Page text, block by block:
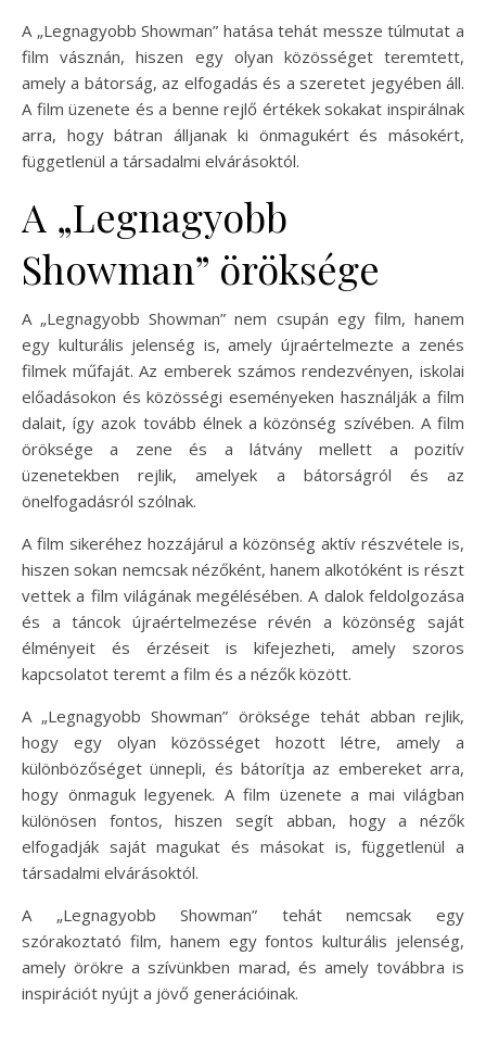
A „Legnagyobb Showman” hatása tehát messze túlmutat a
film vásznán, hiszen egy olyan közösséget teremtett,
amely a bátorság, az elfogadás és a szeretet jegyében áll.
A film üzenete és a benne rejlő értékek sokakat inspirálnak
arra, hogy bátran álljanak ki önmagukért és másokért,
függetlenül a társadalmi elvárásoktól.
A „Legnagyobb
Showman” öröksége
A „Legnagyobb Showman” nem csupán egy film, hanem
egy kulturális jelenség is, amely újraértelmezte a zenés
filmek műfaját. Az emberek számos rendezvényen, iskolai
előadásokon és közösségi eseményeken használják a film
dalait, így azok tovább élnek a közönség szívében. A film
öröksége a zene és a látvány mellett a pozitív
üzenetekben rejlik, amelyek a bátorságról és az
önelfogadásról szólnak.
A film sikeréhez hozzájárul a közönség aktív részvétele is,
hiszen sokan nemcsak nézőként, hanem alkotóként is részt
vettek a film világának megélésében. A dalok feldolgozása
és a táncok újraértelmezése révén a közönség saját
élményeit és érzéseit is kifejezheti, amely szoros
kapcsolatot teremt a film és a nézők között.
A „Legnagyobb Showman” öröksége tehát abban rejlik,
hogy egy olyan közösséget hozott létre, amely a
különbözőséget ünnepli, és bátorítja az embereket arra,
hogy önmaguk legyenek. A film üzenete a mai világban
különösen fontos, hiszen segít abban, hogy a nézők
elfogadják saját magukat és másokat is, függetlenül a
társadalmi elvárásoktól.
A „Legnagyobb Showman” tehát nemcsak egy
szórakoztató film, hanem egy fontos kulturális jelenség,
amely örökre a szívünkben marad, és amely továbbra is
inspirációt nyújt a jövő generációinak.